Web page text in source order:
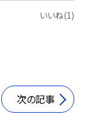
いいね(1)
次の記事